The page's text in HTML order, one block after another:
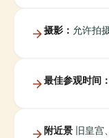
摄影： 允许拍
最佳参观时间：
附近景 旧皇宫